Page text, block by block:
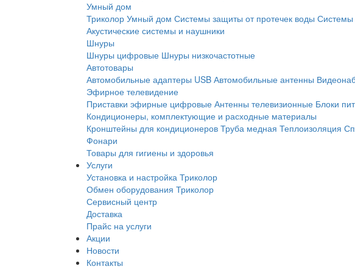
Умный дом
Триколор Умный дом Системы защиты от протечек воды Системы
Акустические системы и наушники
Шнуры
Шнуры цифровые Шнуры низкочастотные
Автотовары
Автомобильные адаптеры USB Автомобильные антенны
Эфирное телевидение
Приставки эфирные цифровые Антенны телевизионные Блоки
Кондиционеры, комплектующие и расходные материалы
Кронштейны для кондиционеров Труба медная Теплоизоляция
Фонари
Товары для гигиены и здоровья
Услуги
Установка и настройка Триколор
Обмен оборудования Триколор
Сервисный центр
Доставка
Прайс на услуги
Акции
Новости
Контакты